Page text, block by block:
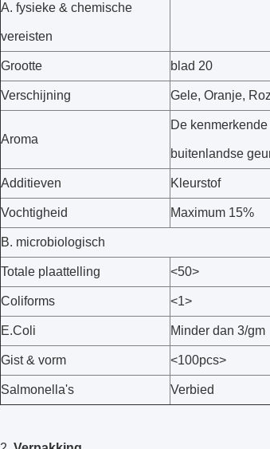
A. fysieke & chemische
vereisten
Grootte blad 20
Verschijning Gele, Oranje,
Aroma
De
buitenlandse
Additieven Kleurstof
Vochtigheid Maximum 15%
B. microbiologisch
Totale plaattelling <50>
Coliforms <1>
E.Coli Minder dan 3/gm
Gist & vorm <100pcs>
Salmonella's Verbied